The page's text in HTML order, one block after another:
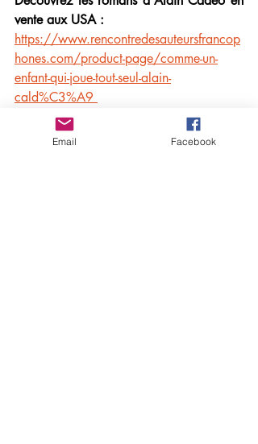
vente aux USA :
https://www.rencontredesauteursfrancop
hones.com/product-page/comme-un-
enfant-qui-joue-tout-seul-alain-
cald%C3%A9
Email Facebook